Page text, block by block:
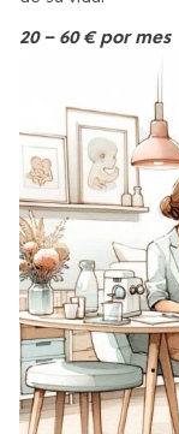
20 – 60 € por mes